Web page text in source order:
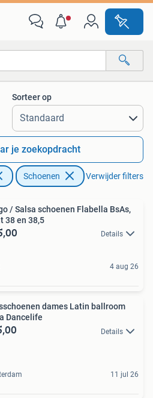
Sorteer op
je zoekopdracht
Schoenen Verwijder filters
/ Salsa schoenen Flabella BsAs,
38 en 38,5
Details
4 aug 26
dames Latin ballroom
Dancelife
Details
11 jul 26